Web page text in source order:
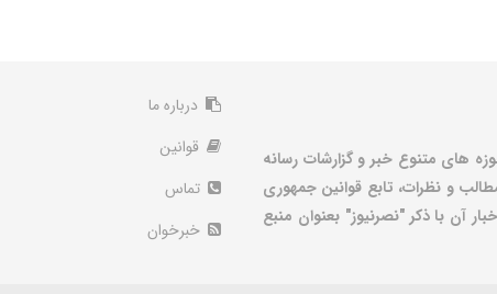
های متنوع خبر و گزارشات رسانه
و نظرات، تابع قوانین جمهوری
آن با ذکر "نصرنیوز" بعنوان منبع
درباره ما
قوانین
تماس
خبرخوان